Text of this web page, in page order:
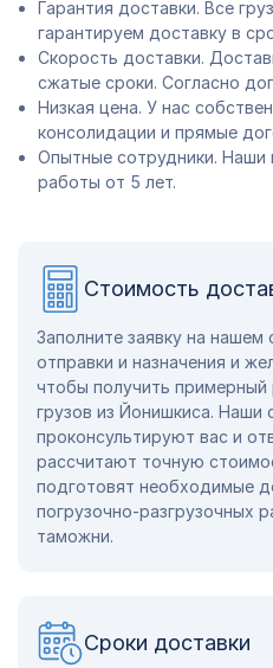
Гарантия доставки. Все
гарантируем доставку в
Скорость доставки.
сжатые сроки. Согласно
Низкая цена. У нас
консолидации и прямые
Опытные сотрудники.
работы от 5 лет.
Стоимость
Заполните заявку на нашем
отправки и назначения и
чтобы получить примерный
грузов из Йонишкиса. Наши
проконсультируют вас и
рассчитают точную
подготовят необходимые
погрузочно-разгрузочных
таможни.
Сроки доставки